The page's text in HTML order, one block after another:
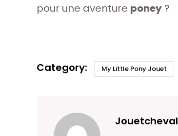
pour une aventure poney ?
My Little Pony Jouet
Jouetcheval